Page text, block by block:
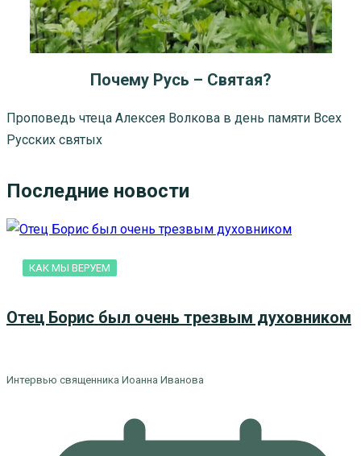
Почему Русь – Святая?
Проповедь чтеца Алексея Волкова в день памяти Всех
Русских святых
Последние новости
КАК МЫ ВЕРУЕМ
Отец Борис был очень трезвым духовником
Интервью священника Иоанна Иванова